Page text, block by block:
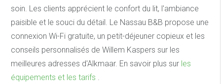
soin. Les clients apprécient le confort du lit, l'ambiance
paisible et le souci du détail. Le Nassau B&B propose une
connexion Wi-Fi gratuite, un petit-déjeuner copieux et les
conseils personnalisés de Willem Kaspers sur les
meilleures adresses d'Alkmaar. En savoir plus sur les
équipements et les tarifs .